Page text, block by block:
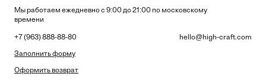
Мы работаем ежедневно с 9:00 до 21:00 по московскому
времени
+7 (963) 888-88-80 hello@high-craft.com
Заполнить форму
Оформить возврат